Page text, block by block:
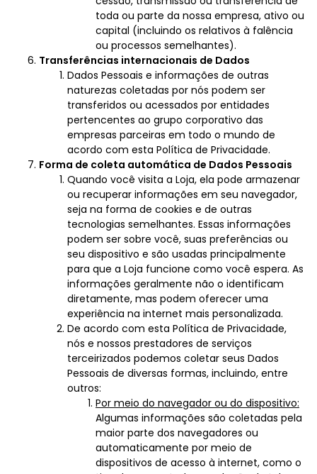
toda ou parte da nossa empresa, ativo ou
capital (incluindo os relativos à falência
ou processos semelhantes).
Transferências internacionais de Dados
Dados Pessoais e informações de outras
naturezas coletadas por nós podem ser
transferidos ou acessados por entidades
pertencentes ao grupo corporativo das
empresas parceiras em todo o mundo de
acordo com esta Política de Privacidade.
Forma de coleta automática de Dados Pessoais
Quando você visita a Loja, ela pode armazenar
ou recuperar informações em seu navegador,
seja na forma de cookies e de outras
tecnologias semelhantes. Essas informações
podem ser sobre você, suas preferências ou
seu dispositivo e são usadas principalmente
para que a Loja funcione como você espera. As
informações geralmente não o identificam
diretamente, mas podem oferecer uma
experiência na internet mais personalizada.
De acordo com esta Política de Privacidade,
nós e nossos prestadores de serviços
terceirizados podemos coletar seus Dados
Pessoais de diversas formas, incluindo, entre
outros:
Por meio do navegador ou do dispositivo:
Algumas informações são coletadas pela
maior parte dos navegadores ou
automaticamente por meio de
dispositivos de acesso à internet, como o